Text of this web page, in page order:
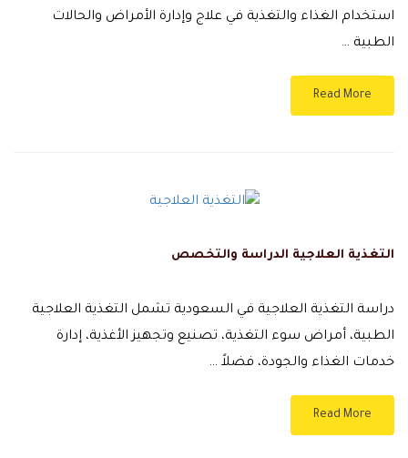
استخدام الغذاء والتغذية في علاج وإدارة الأمراض والحالات
الطبية …
Read More
التغذية العلاجية الدراسة والتخصص
دراسة التغذية العلاجية في السعودية تشمل التغذية العلاجية
الطبية، أمراض سوء التغذية، تصنيع وتجهيز الأغذية، إدارة
خدمات الغذاء والجودة، فضلاً …
Read More